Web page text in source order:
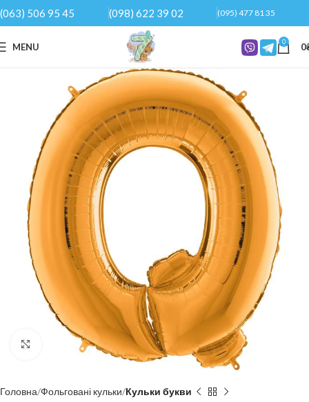
(063) 506 95 45 (098) 622 39 02 (095) 477 81 35
MENU 0 0
Click to enlarge
Головна Фольговані кульки Кульки букви